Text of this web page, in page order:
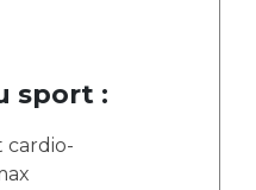
sport :
cardio-